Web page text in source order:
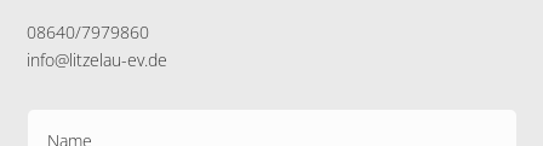
08640/7979860
info@litzelau-ev.de